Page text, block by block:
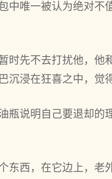
中唯一被认为绝对
时先不去打扰他，
沉浸在狂喜之中，觉
瓶说明自己要退却
东西，在它边上，老